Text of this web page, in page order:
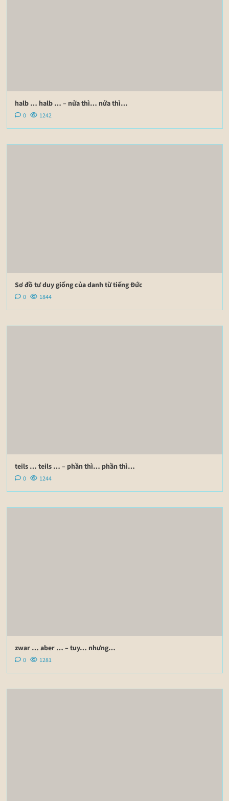
halb … halb … – nửa thì… nửa thì…
0 1242
Sơ đồ tư duy giống của danh từ tiếng Đức
0 1844
teils … teils … – phần thì… phần thì…
0 1244
zwar … aber … – tuy… nhưng…
0 1281